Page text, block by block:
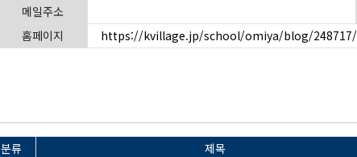
메일주소
홈페이지
https://kvillage.jp/school/omiya/blog/248717/
분류 제목